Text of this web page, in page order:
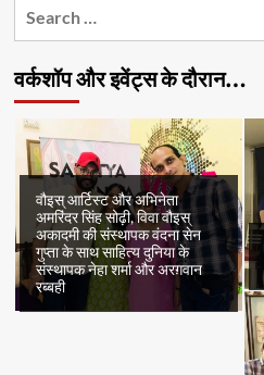
वर्कशॉप और इवेंट्स के दौरान…
वौइस् आर्टिस्ट और अभिनेता
अमरिंदर सिंह सोढ़ी, विवा वौइस्
अकादमी की संस्थापक वंदना सेन
गुप्ता के साथ साहित्य दुनिया के
संस्थापक नेहा शर्मा और अरग़वान
रब्बही